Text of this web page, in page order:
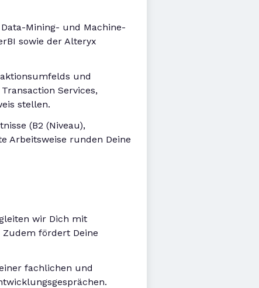
Mining- und Machine-
sowie der Alteryx
und
Services,
stellen.
(B2 (Niveau),
Arbeitsweise runden Deine
wir Dich mit
fördert Deine
fachlichen und